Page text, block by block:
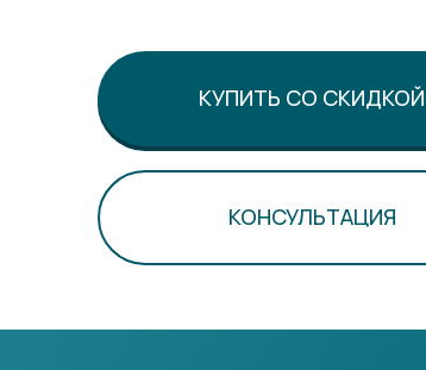
КУПИТЬ СО СКИДКОЙ
КОНСУЛЬТАЦИЯ